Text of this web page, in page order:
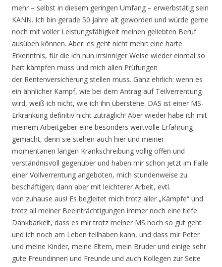
mehr – selbst in diesem geringen Umfang – erwerbstätig sein
KANN. Ich bin gerade 50 Jahre alt geworden und würde gerne
noch mit voller Leistungsfähigkeit meinen geliebten Beruf
ausüben können. Aber: es geht nicht mehr: eine harte
Erkenntnis, für die ich nun irrsinniger Weise wieder einmal so
hart kämpfen muss und mich allen Prüfungen
der Rentenversicherung stellen muss. Ganz ehrlich: wenn es
ein ähnlicher Kampf, wie bei dem Antrag auf Teilverrentung
wird, weiß ich nicht, wie ich ihn überstehe. DAS ist einer MS-
Erkrankung definitiv nicht zuträglich! Aber wieder habe ich mit
meinem Arbeitgeber eine besonders wertvolle Erfahrung
gemacht, denn sie stehen auch hier und meiner
momentanen langen Krankschreibung völlig offen und
verständnisvoll gegenüber und haben mir schon jetzt im Falle
einer Vollverrentung angeboten, mich stundenweise zu
beschäftigen; dann aber mit leichterer Arbeit, evtl.
von zuhause aus! Es begleitet mich trotz aller „Kämpfe“ und
trotz all meiner Beeinträchtigungen immer noch eine tiefe
Dankbarkeit, dass es mir trotz meiner MS noch so gut geht
und ich noch am Leben teilhaben kann, und dass mir Peter
und meine Kinder, meine Eltern, mein Bruder und einige sehr
gute Freundinnen und Freunde und auch Kollegen zur Seite